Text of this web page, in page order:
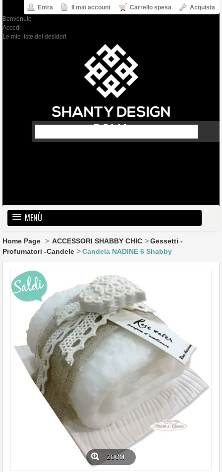
Entra Il mio account Carrello spesa
Acquista
Benvenuto
Accedi
Le mie liste dei desideri
MENÙ
HOME
CUCINA
SOGGIORNO
DIVANI E POLTRONE
CAMERA DA LETTO
BAGNO
TAVOLI E SEDIE
LAMPADARI & LAMPADE
COMPLEMENTI ARREDO
Home Page > ACCESSORI SHABBY CHIC >Gessetti -
Profumatori -Candele >Candela NADINE 6 Shabby
ZOOM